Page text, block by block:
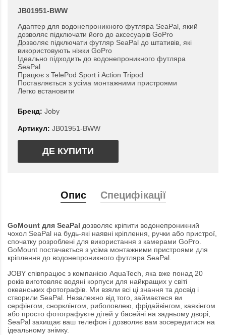
JB01951-BWW
Адаптер для водонепроникного футляра SeaPal, який
дозволяє підключати його до аксесуарів GoPro
Дозволяє підключати футляр SeaPal до штативів, які
використовують ніжки GoPro
Ідеально підходить до водонепроникного футляра
SeaPal
Працює з TelePod Sport і Action Tripod
Поставляється з усіма монтажними пристроями
Легко встановити
Бренд: Joby
Артикул: JB01951-BWW
ДЕ КУПИТИ
Опис Специфікації
GoMount для SeaPal дозволяє кріпити водонепроникний
чохол SeaPal на будь-які наявні кріплення, ручки або пристрої,
спочатку розроблені для використання з камерами GoPro.
GoMount постачається з усіма монтажними пристроями для
кріплення до водонепроникного футляра SeaPal.
JOBY співпрацює з компанією AquaTech, яка вже понад 20
років виготовляє водяні корпуси для найкращих у світі
океанських фотографів. Ми взяли всі ці знання та досвід і
створили SeaPal. Незалежно від того, займаєтеся ви
серфінгом, снорклінгом, риболовлею, фрідайвінгом, каякінгом
або просто фотографуєте дітей у басейні на задньому дворі,
SeaPal захищає ваш телефон і дозволяє вам зосередитися на
ідеальному знімку.